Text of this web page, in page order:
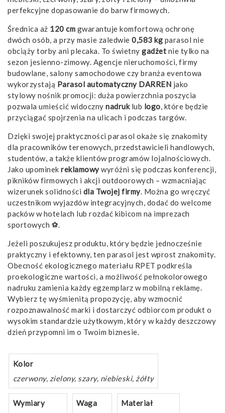
perfekcyjne dopasowanie do barw firmowych.
Średnica aż 120 cm gwarantuje komfortową ochronę
dwóch osób, a przy masie zaledwie 0,583 kg parasol nie
obciąży torby ani plecaka. To świetny gadżet nie tylko na
sezon jesienno-zimowy. Agencje nieruchomości, firmy
budowlane, salony samochodowe czy branża eventowa
wykorzystają Parasol automatyczny DARREN jako
stylowy nośnik promocji: duża powierzchnia poszycia
pozwala umieścić widoczny nadruklub logo, które będzie
przyciągać spojrzenia na ulicach i podczas targów.
Dzięki swojej praktyczności parasol okaże się znakomity
dla pracowników terenowych, przedstawicieli handlowych,
studentów, a także klientów programów lojalnościowych.
Jako upominek reklamowywyróżni się podczas konferencji,
pikników firmowych i akcji outdoorowych – wzmacniając
wizerunek solidności dla Twojej firmy. Można go wręczyć
uczestnikom wyjazdów integracyjnych, dodać do welcome
packów w hotelach lub rozdać kibicom na imprezach
sportowych ⚽.
Jeżeli poszukujesz produktu, który będzie jednocześnie
praktyczny i efektowny, ten parasol jest wprost znakomity.
Obecność ekologicznego materiału RPET podkreśla
proekologiczne wartości, a możliwość pełnokolorowego
nadruku zamienia każdy egzemplarz w mobilną reklamę.
Wybierz tę wyśmienitą propozycję, aby wzmocnić
rozpoznawalność marki i dostarczyć odbiorcom produkt o
wysokim standardzie użytkowym, który w każdy deszczowy
dzień przypomni im o Twoim biznesie.
Kolor
czerwony, zielony, szary, niebieski, żółty
Wymiary
Waga
Materiał